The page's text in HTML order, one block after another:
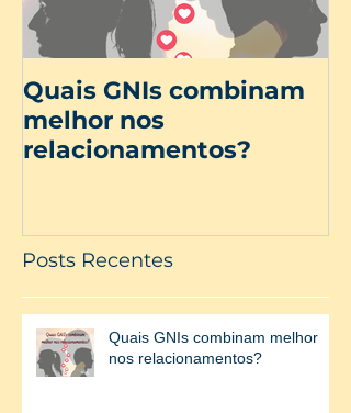
Quais GNIs combinam
melhor nos
relacionamentos?
Posts Recentes
Quais GNIs combinam melhor
nos relacionamentos?